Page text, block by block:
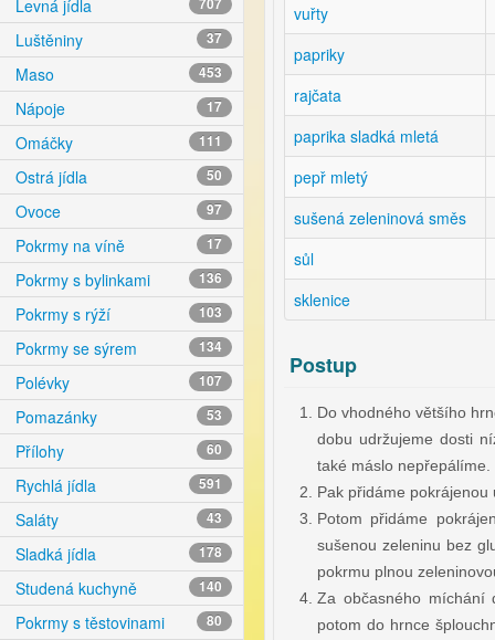
Levná jídla 707
Luštěniny 37
Maso 453
Nápoje 17
Omáčky 111
Ostrá jídla 50
Ovoce 97
Pokrmy na víně 17
Pokrmy s bylinkami 136
Pokrmy s rýží 103
Pokrmy se sýrem 134
Polévky 107
Pomazánky 53
Přílohy 60
Rychlá jídla 591
Saláty 43
Sladká jídla 178
Studená kuchyně 140
Pokrmy s těstovinami 80
vuřty
papriky
rajčata
paprika sladká mletá
pepř mletý
sušená zeleninová směs
sůl
sklenice
Postup
Do vhodného většího
dobu udržujeme dosti
také máslo nepřepálíme.
Pak přidáme
Potom přidáme
sušenou zeleninu bez
pokrmu plnou
Za občasného míchání
potom do hrnce